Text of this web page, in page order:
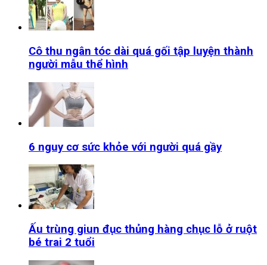
Cô thu ngân tóc dài quá gối tập luyện thành
người mẫu thể hình
6 nguy cơ sức khỏe với người quá gầy
Ấu trùng giun đục thủng hàng chục lỗ ở ruột
bé trai 2 tuổi